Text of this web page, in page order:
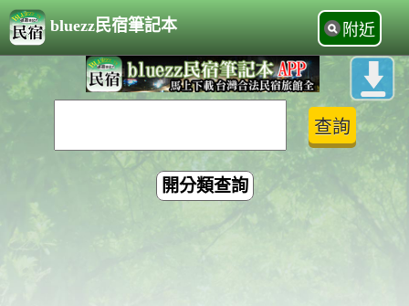
bluezz民宿筆記本 附近
開分類查詢